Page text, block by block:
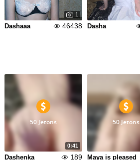
1
Dashaaa 46438 Dasha
0:41
50 Jetons
Dashenka 189
50 Jetons
Maya is pleased